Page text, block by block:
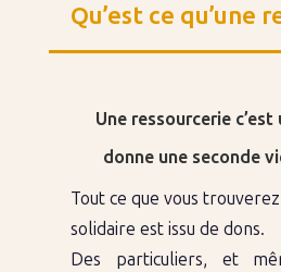
Qu’est ce qu’une
Une ressourcerie c’est
donne une seconde
Tout ce que vous
solidaire est issu de dons.
Des particuliers, et